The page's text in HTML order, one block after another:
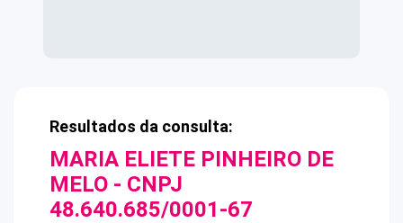
Resultados da consulta:
MARIA ELIETE PINHEIRO DE
MELO - CNPJ
48.640.685/0001-67